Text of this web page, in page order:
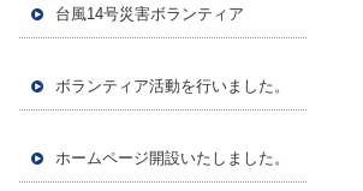
台風14号災害ボランティア
ボランティア活動を行いました。
ホームページ開設いたしました。